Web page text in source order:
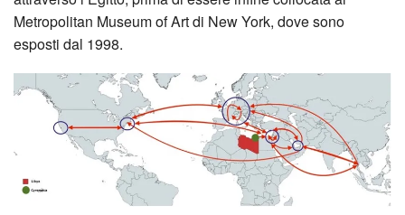
Metropolitan Museum of Art di New York, dove sono
esposti dal 1998.